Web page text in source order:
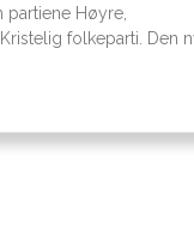
Høyre,
folkeparti. Den